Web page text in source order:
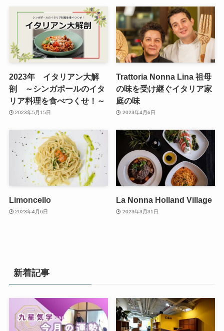
2023年 イタリアン大解
剖 ～シンガポールのイタ
リア料理を食べつくせ！～
2023年5月15日
Trattoria Nonna Lina 祖母
の味を受け継ぐイタリア家
庭の味
2023年4月6日
Limoncello
2023年4月6日
La Nonna Holland Village
2023年3月31日
新着記事